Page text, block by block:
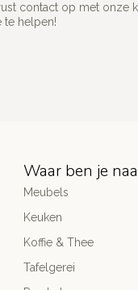
contact op met onze
te helpen!
Waar ben je
Meubels
Keuken
Koffie & Thee
Tafelgerei